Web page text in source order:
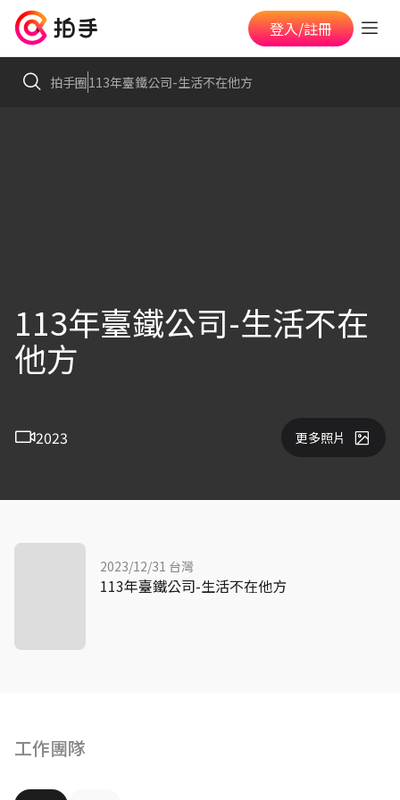
登入/註冊
拍手圈113年臺鐵公司-生活不在他方
113年臺鐵公司-生活不在
他方
2023 更多照片
工作團隊
2023/12/31 台灣
113年臺鐵公司-生活不在他方